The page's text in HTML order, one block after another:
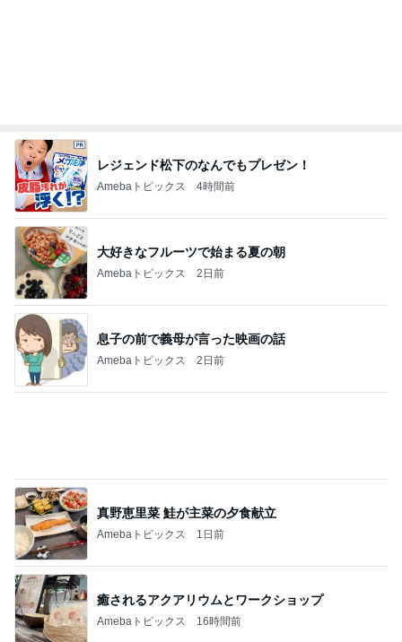
レジェンド松下のなんでもプレゼン！
Amebaトピックス 4時間前
大好きなフルーツで始まる夏の朝
Amebaトピックス 2日前
息子の前で義母が言った映画の話
Amebaトピックス 2日前
真野恵里菜 鮭が主菜の夕食献立
Amebaトピックス 1日前
癒されるアクアリウムとワークショップ
Amebaトピックス 16時間前